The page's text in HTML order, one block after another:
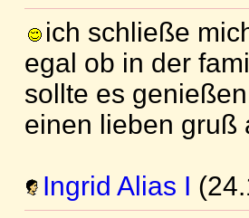
ich schließe
egal ob in der
sollte es
einen lieben gruß
Ingrid Alias I